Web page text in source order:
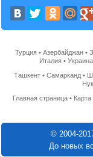
Турция •Азербайджан •
Италия• Украина
Ташкент• Самарканд•
Главная страница •
© 2004-
До новых